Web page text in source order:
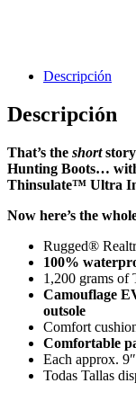
Cavas de
Descripción
Descripción
That’s the short
Hunting Boots…
Thinsulate™ Ultra
Now here’s the
Rugged®
100%
1,200 grams of
Camouflage
outsole
Comfort
Comfortable
Each approx.
Todas Tallas